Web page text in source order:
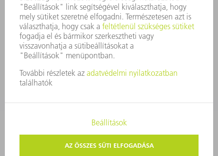
FENNTARTHATÓSÁG
KÖRNYEZET & ÉGHAJLAT
SZOCIÁLIS ÜGYEK & TÁRSADALOM
VÁLLALATIRÁNYÍTÁS
SZERZŐI JOG ÉS MÁRKAJELZÉS
ÁSZF ÉS EGYÉB DOKUMENTUMOK
MAGÁNSZFÉRA-BEÁLLÍTÁSOK